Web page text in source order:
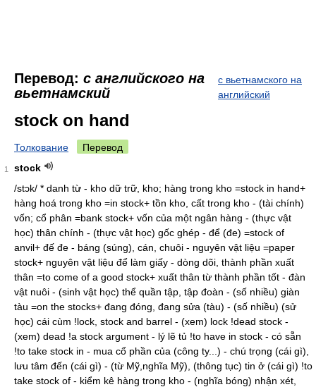
Перевод: с английского на
вьетнамский
с вьетнамского на
английский
stock on hand
Толкование Перевод
1
stock
/stɔk/ * danh từ - kho dữ trữ, kho; hàng trong kho =stock in hand+
hàng hoá trong kho =in stock+ tồn kho, cất trong kho - (tài chính)
vốn; cổ phân =bank stock+ vốn của một ngân hàng - (thực vật
học) thân chính - (thực vật học) gốc ghép - để (đe) =stock of
anvil+ đế đe - báng (súng), cán, chuôi - nguyên vật liệu =paper
stock+ nguyên vật liệu để làm giấy - dòng dõi, thành phần xuất
thân =to come of a good stock+ xuất thân từ thành phần tốt - đàn
vật nuôi - (sinh vật học) thể quần tập, tập đoàn - (số nhiều) giàn
tàu =on the stocks+ đang đóng, đang sửa (tàu) - (số nhiều) (sử
học) cái cùm !lock, stock and barrel - (xem) lock !dead stock -
(xem) dead !a stock argument - lý lẽ tủ !to have in stock - có sẵn
!to take stock in - mua cổ phần của (công ty...) - chú trọng (cái gì),
lưu tâm đến (cái gì) - (từ Mỹ,nghĩa Mỹ), (thông tục) tin ở (cái gì) !to
take stock of - kiểm kê hàng trong kho - (nghĩa bóng) nhận xét,